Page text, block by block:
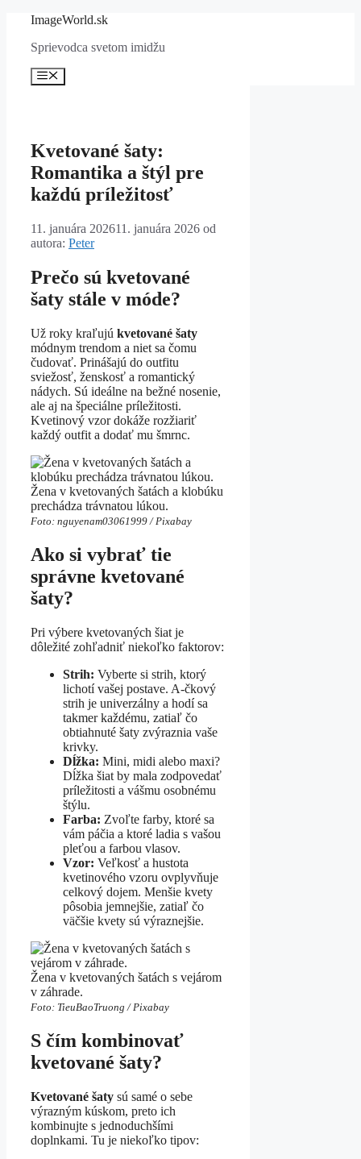
Preskočiť
obsah
ImageWorld.sk
Sprievodca svetom imidžu
Menu
Kvetované šaty:
Romantika a štýl pre
každú príležitosť
11. januára 202611. januára 2026 od
autora: Peter
Prečo sú kvetované
šaty stále v móde?
Už roky kraľujú kvetované šaty
módnym trendom a niet sa čomu
čudovať. Prinášajú do outfitu
sviežosť, ženskosť a romantický
nádych. Sú ideálne na bežné nosenie,
ale aj na špeciálne príležitosti.
Kvetinový vzor dokáže rozžiariť
každý outfit a dodať mu šmrnc.
Žena v kvetovaných šatách a klobúku
prechádza trávnatou lúkou.
Foto: nguyenam03061999 / Pixabay
Ako si vybrať tie
správne kvetované
šaty?
Pri výbere kvetovaných šiat je
dôležité zohľadniť niekoľko faktorov:
Strih: Vyberte si strih, ktorý
lichotí vašej postave. A-čkový
strih je univerzálny a hodí sa
takmer každému, zatiaľ čo
obtiahnuté šaty zvýraznia vaše
krivky.
Dĺžka: Mini, midi alebo maxi?
Dĺžka šiat by mala zodpovedať
príležitosti a vášmu osobnému
štýlu.
Farba: Zvoľte farby, ktoré sa
vám páčia a ktoré ladia s vašou
pleťou a farbou vlasov.
Vzor: Veľkosť a hustota
kvetinového vzoru ovplyvňuje
celkový dojem. Menšie kvety
pôsobia jemnejšie, zatiaľ čo
väčšie kvety sú výraznejšie.
Žena v kvetovaných šatách s vejárom
v záhrade.
Foto: TieuBaoTruong / Pixabay
S čím kombinovať
kvetované šaty?
Kvetované šaty sú samé o sebe
výrazným kúskom, preto ich
kombinujte s jednoduchšími
doplnkami. Tu je niekoľko tipov: